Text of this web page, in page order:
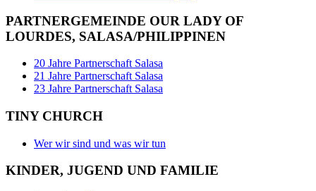
PARTNERGEMEINDE OUR LADY OF
LOURDES, SALASA/PHILIPPINEN
20 Jahre Partnerschaft Salasa
21 Jahre Partnerschaft Salasa
23 Jahre Partnerschaft Salasa
TINY CHURCH
Wer wir sind und was wir tun
KINDER, JUGEND UND FAMILIE